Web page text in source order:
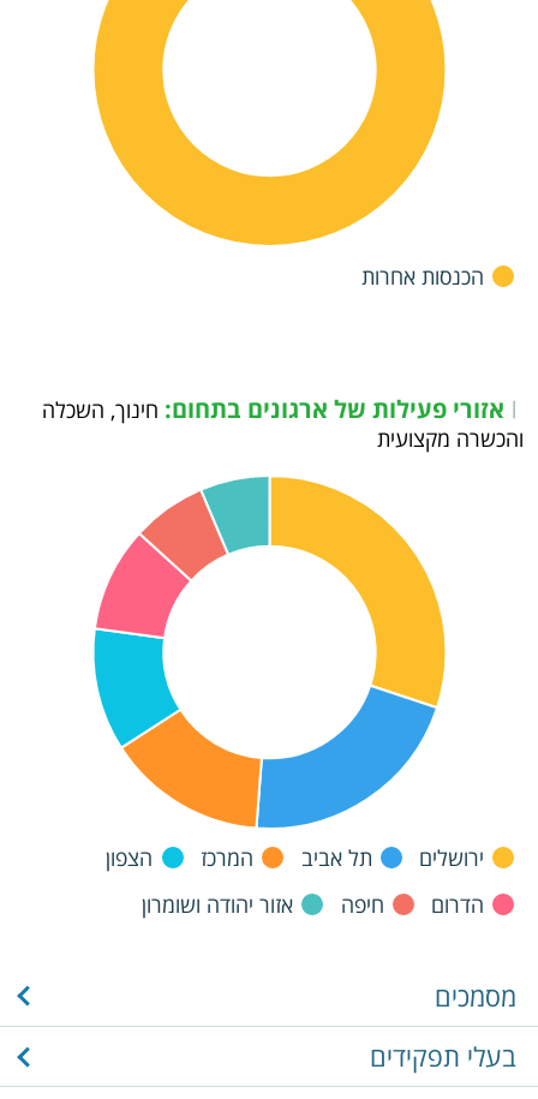
הכנסות אחרות
| אזורי פעילות של ארגונים בתחום: חינוך, השכלה
והכשרה מקצועית
ירושלים תל אביב המרכז
הצפון
הדרום
חיפה אזור יהודה ושומרון
מסמכים
בעלי תפקידים